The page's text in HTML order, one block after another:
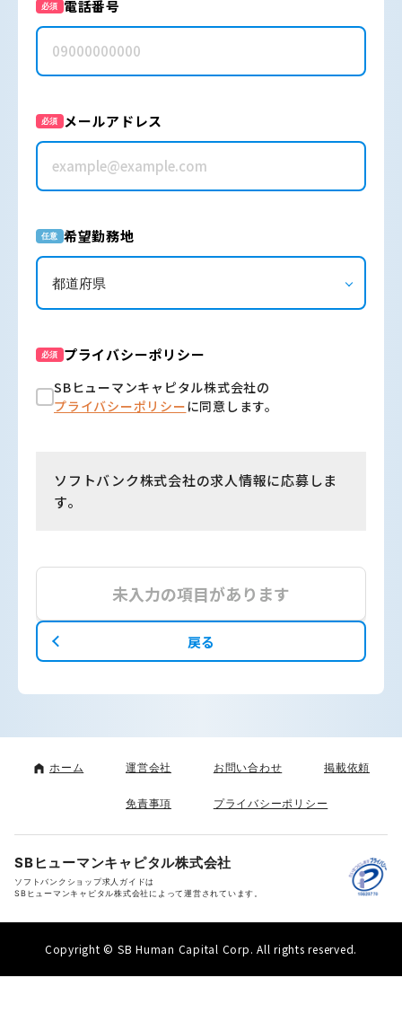
必須 電話番号
必須 メールアドレス
任意 希望勤務地
必須 プライバシーポリシー
SBヒューマンキャピタル株式会社の
プライバシーポリシーに同意します。
ソフトバンク株式会社の求人情報に応募しま
す。
未入力の項目があります
戻る
ホーム 運営会社 お問い合わせ 掲載依頼
免責事項 プライバシーポリシー
SBヒューマンキャピタル株式会社
ソフトバンクショップ求人ガイドは
SBヒューマンキャピタル株式会社によって運営されています。
Copyright © SB Human Capital Corp. All rights reserved.